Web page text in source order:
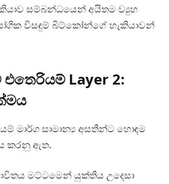
සම්බන්ධයෙන් අයිතම ව්‍යුහ
විසඳුම් බිට්කෝන්ගේ හැකියාවන්
Layer 2:
මාර්ග සාමාන්‍ය අසතීන්ට හොඳම
කරනු ඇත.
මට්ටමෙන් යුක්තිය උදෙසා